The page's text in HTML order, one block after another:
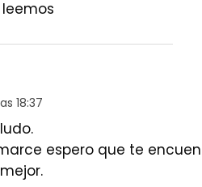
18:37
espero que te